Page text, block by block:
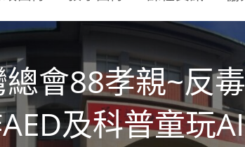
會88孝親~反
及科普童玩